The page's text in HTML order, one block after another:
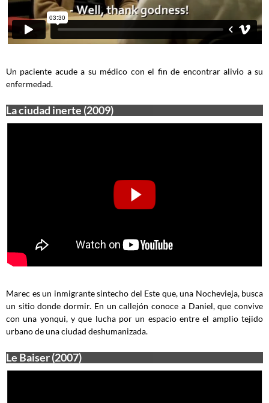
Un paciente acude a su médico con el fin de encontrar alivio a su
enfermedad.
La ciudad inerte (2009)
Marec es un inmigrante sintecho del Este que, una Nochevieja, busca
un sitio donde dormir. En un callejón conoce a Daniel, que convive
con una yonqui, y que lucha por un espacio entre el amplio tejido
urbano de una ciudad deshumanizada.
Le Baiser (2007)